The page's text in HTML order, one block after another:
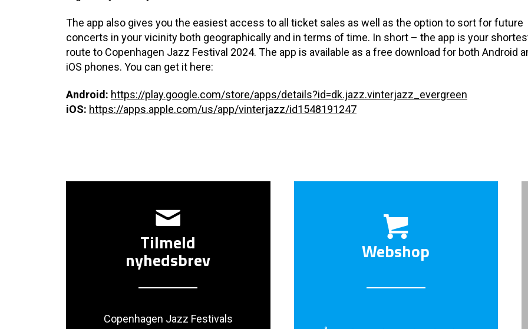
The app also gives you the easiest access to all ticket sales as well as the option to sort for future
concerts in your vicinity both geographically and in terms of time. In short – the app is your
route to Copenhagen Jazz Festival 2024. The app is available as a free download for both Android
iOS phones. You can get it here:
Android: https://play.google.com/store/apps/details?id=dk.jazz.vinterjazz_evergreen
iOS: https://apps.apple.com/us/app/vinterjazz/id1548191247
Tilmeld
nyhedsbrev
Copenhagen Jazz Festivals
Webshop